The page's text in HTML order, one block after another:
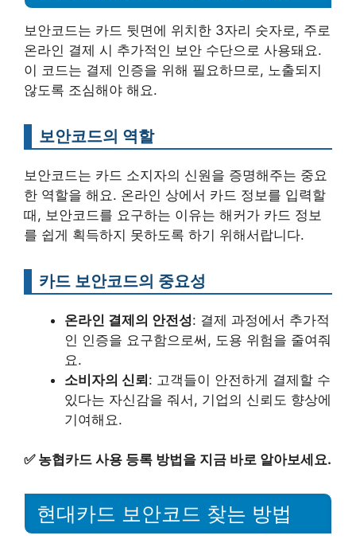
보안코드는 카드 뒷면에 위치한 3자리 숫자로, 주로
온라인 결제 시 추가적인 보안 수단으로 사용돼요.
이 코드는 결제 인증을 위해 필요하므로, 노출되지
않도록 조심해야 해요.
보안코드의 역할
보안코드는 카드 소지자의 신원을 증명해주는 중요
한 역할을 해요. 온라인 상에서 카드 정보를 입력할
때, 보안코드를 요구하는 이유는 해커가 카드 정보
를 쉽게 획득하지 못하도록 하기 위해서랍니다.
카드 보안코드의 중요성
온라인 결제의 안전성: 결제 과정에서 추가적
인 인증을 요구함으로써, 도용 위험을 줄여줘
요.
소비자의 신뢰: 고객들이 안전하게 결제할 수
있다는 자신감을 줘서, 기업의 신뢰도 향상에
기여해요.
✅ 농협카드 사용 등록 방법을 지금 바로 알아보세요.
현대카드 보안코드 찾는 방법